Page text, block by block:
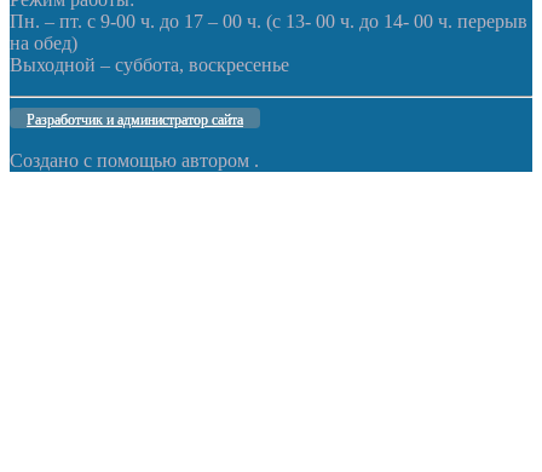
Пн. – пт. с 9-00 ч. до 17 – 00 ч. (с 13- 00 ч. до 14- 00 ч. перерыв
на обед)
Выходной – суббота, воскресенье
Разработчик и администратор сайта
Создано с помощью автором .